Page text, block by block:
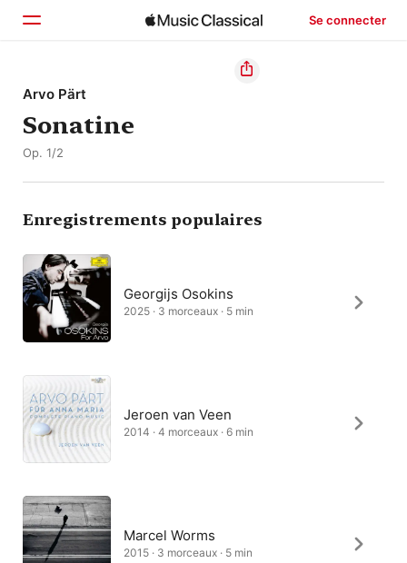
Se connecter
Accueil
Parcourir
Arvo Pärt
Sonatine
Op. 1/2
Enregistrements populaires
Georgijs Osokins
2025 · 3 morceaux · 5 min
Jeroen van Veen
2014 · 4 morceaux · 6 min
Marcel Worms
2015 · 3 morceaux · 5 min